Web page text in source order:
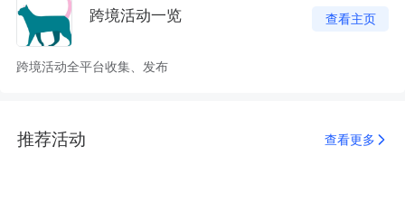
跨境活动一览 查看主页
跨境活动全平台收集、发布
推荐活动 查看更多